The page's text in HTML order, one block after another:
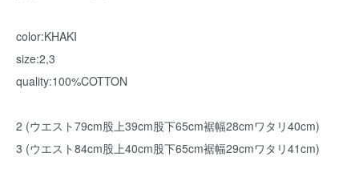
color:KHAKI
size:2,3
quality:100%COTTON
2 (ウエスト79cm股上39cm股下65cm裾幅28cmワタリ40cm)
3 (ウエスト84cm股上40cm股下65cm裾幅29cmワタリ41cm)